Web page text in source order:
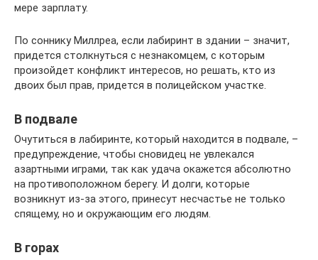
мере зарплату.
По соннику Миллреа, если лабиринт в здании – значит,
придется столкнуться с незнакомцем, с которым
произойдет конфликт интересов, но решать, кто из
двоих был прав, придется в полицейском участке.
В подвале
Очутиться в лабиринте, который находится в подвале, –
предупреждение, чтобы сновидец не увлекался
азартными играми, так как удача окажется абсолютно
на противоположном берегу. И долги, которые
возникнут из-за этого, принесут несчастье не только
спящему, но и окружающим его людям.
В горах